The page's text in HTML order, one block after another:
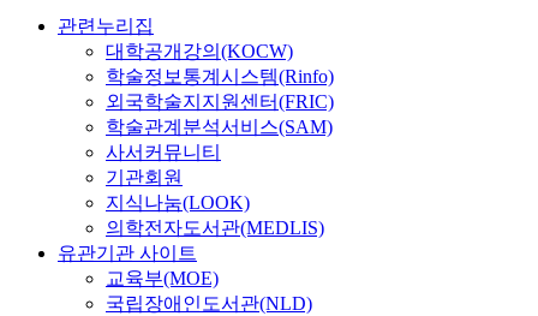
관련누리집
대학공개강의(KOCW)
학술정보통계시스템(Rinfo)
외국학술지지원센터(FRIC)
학술관계분석서비스(SAM)
사서커뮤니티
기관회원
지식나눔(LOOK)
의학전자도서관(MEDLIS)
유관기관 사이트
교육부(MOE)
국립장애인도서관(NLD)